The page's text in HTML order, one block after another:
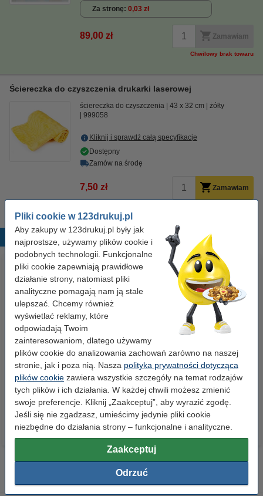
Pliki cookie w 123drukuj.pl
Aby zakupy w 123drukuj.pl były jak
najprostsze, używamy plików cookie i
podobnych technologii. Funkcjonalne
pliki cookie zapewniają prawidłowe
działanie strony, natomiast pliki
analityczne pomagają nam ją stale
ulepszać. Chcemy również
wyświetlać reklamy, które
odpowiadają Twoim
zainteresowaniom, dlatego używamy
plików cookie do analizowania zachowań zarówno na naszej
stronie, jak i poza nią. Nasza polityka prywatności dotycząca
plików cookie zawiera wszystkie szczegóły na temat rodzajów
tych plików i ich działania. W każdej chwili możesz zmienić
swoje preferencje. Kliknij „Zaakceptuj”, aby wyrazić zgodę.
Jeśli się nie zgadzasz, umieścimy jedynie pliki cookie
niezbędne do działania strony – funkcjonalne i analityczne.
Zaakceptuj
Odrzuć
Za stronę 0,03 zł
89,00 zł Zamawiam
Chwilowy brak towaru
Ściereczka do czyszczenia drukarki laserowej
ściereczka do czyszczenia 43 x 32 cm
żółty
999058
Kliknij i sprawdź całą specyfikacje
Dostępny
Zamów na środę
7,50 zł Zamawiam
Popularne produkty
Papier ksero A4 80 g/m2 (500
szt.), 123drukuj
23,00 zł z VAT
Papier ksero A4 80 g/m2 (2500
szt.), 123drukuj (5 ryz)
110,00 zł z VAT